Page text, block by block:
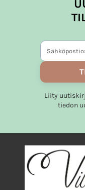
Liity
tiedon